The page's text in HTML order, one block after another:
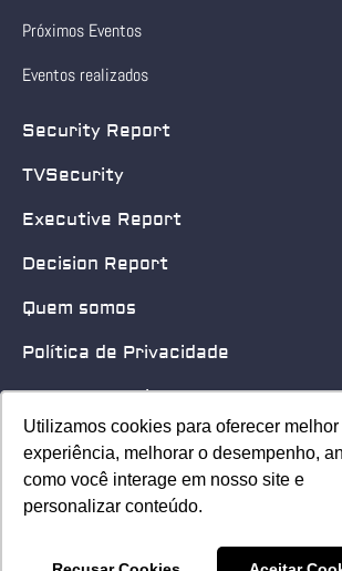
Utilizamos cookies para oferecer melhor
experiência, melhorar o desempenho,
como você interage em nosso site e
personalizar conteúdo.
Utilizamos cookies para oferecer melhor
experiência, melhorar o desempenho,
como você interage em nosso site e
personalizar conteúdo.
Próximos Eventos
Eventos realizados
Security Report
TVSecurity
Executive Report
Decision Report
Quem somos
Política de Privacidade
Quero patrocinar
Contato
Home
© 2025 Security Leader. Todos os Direitos